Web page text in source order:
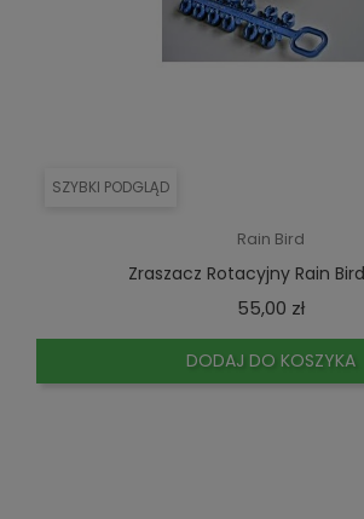
SZYBKI PODGLĄD
Rain Bird
Zraszacz Rotacyjny Rain
55,00 złCena
DODAJ DO KOSZYKA